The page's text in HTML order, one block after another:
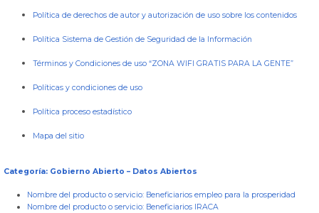
Política de derechos de autor y autorización de uso sobre los contenidos
Política Sistema de Gestión de Seguridad de la Información
Términos y Condiciones de uso “ZONA WIFI GRATIS PARA LA GENTE”
Políticas y condiciones de uso
Política proceso estadístico
Mapa del sitio
Categoría: Gobierno Abierto – Datos Abiertos
Nombre del producto o servicio: Beneficiarios empleo para la prosperidad
Nombre del producto o servicio: Beneficiarios IRACA